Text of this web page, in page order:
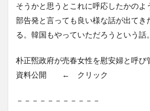
そうかと思うとこれに呼応したかのよ
部告発と言っても良い様な話が出てき
る。韓国もやっていただろうという話。
朴正煕政府が売春女性を慰安婦と呼び
資料公開 ← クリック
－－－－－－－－－－－